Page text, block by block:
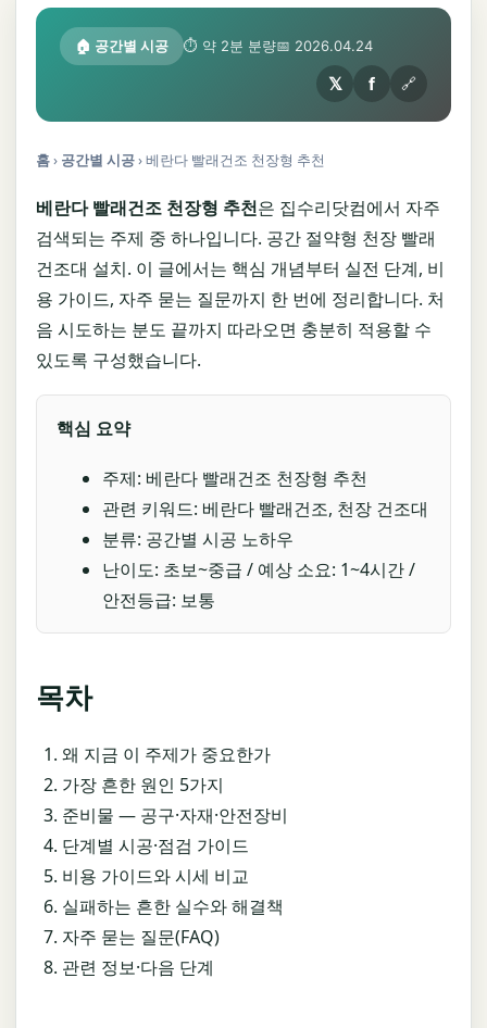
🏠 공간별 시공 ⏱ 약 2분 분량📅 2026.04.24
𝕏 f 🔗
홈› 공간별 시공›베란다 빨래건조 천장형 추천
베란다 빨래건조 천장형 추천은 집수리닷컴에서 자주
검색되는 주제 중 하나입니다. 공간 절약형 천장 빨래
건조대 설치. 이 글에서는 핵심 개념부터 실전 단계, 비
용 가이드, 자주 묻는 질문까지 한 번에 정리합니다. 처
음 시도하는 분도 끝까지 따라오면 충분히 적용할 수
있도록 구성했습니다.
핵심 요약
주제: 베란다 빨래건조 천장형 추천
관련 키워드: 베란다 빨래건조, 천장 건조대
분류: 공간별 시공 노하우
난이도: 초보~중급 / 예상 소요: 1~4시간 /
안전등급: 보통
목차
왜 지금 이 주제가 중요한가
가장 흔한 원인 5가지
준비물 — 공구·자재·안전장비
단계별 시공·점검 가이드
비용 가이드와 시세 비교
실패하는 흔한 실수와 해결책
자주 묻는 질문(FAQ)
관련 정보·다음 단계